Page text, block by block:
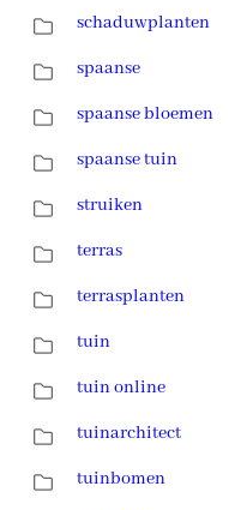
schaduwplanten
spaanse
spaanse bloemen
spaanse tuin
struiken
terras
terrasplanten
tuin
tuin online
tuinarchitect
tuinbomen